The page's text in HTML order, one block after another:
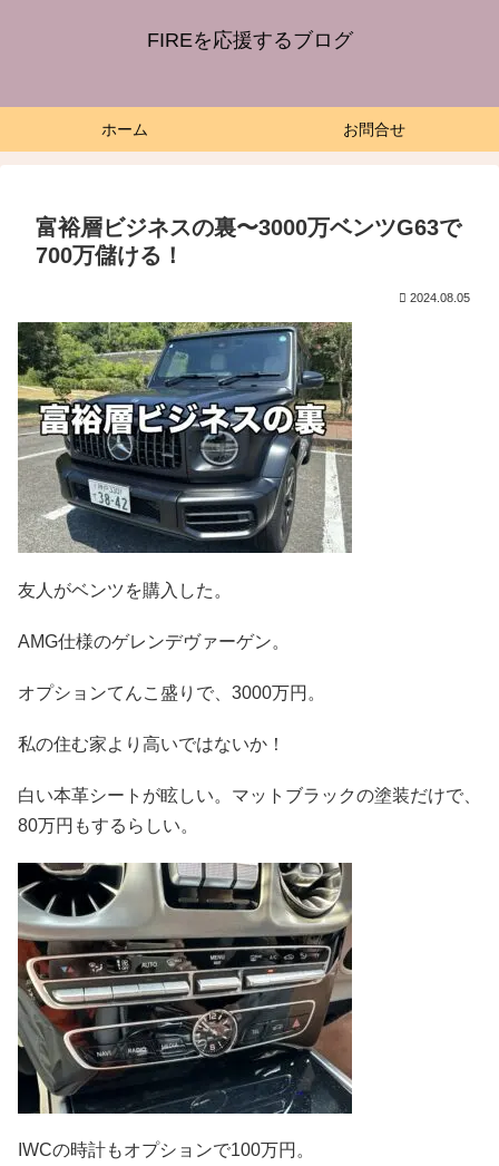
FIREを応援するブログ
ホーム お問合せ
富裕層ビジネスの裏〜3000万ベンツG63で
700万儲ける！
2024.08.05
友人がベンツを購入した。
AMG仕様のゲレンデヴァーゲン。
オプションてんこ盛りで、3000万円。
私の住む家より高いではないか！
白い本革シートが眩しい。マットブラックの塗装だけで、
80万円もするらしい。
IWCの時計もオプションで100万円。